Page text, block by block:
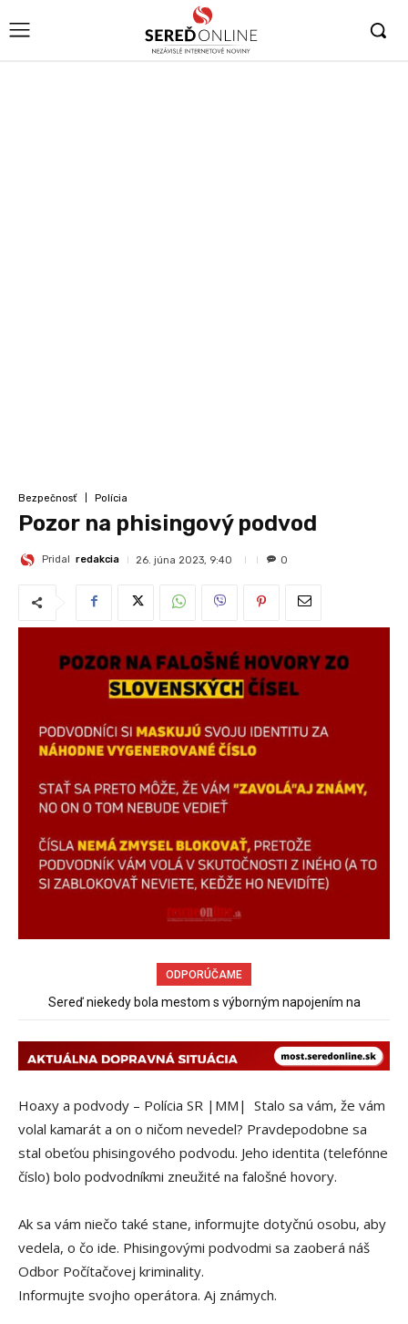
Bezpečnosť Polícia
Pozor na phisingový podvod
Pridal redakcia 26. júna 2023, 9:40 0
ODPORÚČAME
Sereď niekedy bola mestom s výborným napojením na
Pri venčení na Jesenského ulici mal usmrtiť psíka vlčiak, ktorý
Hoaxy a podvody – Polícia SR |MM| Stalo sa vám, že vám
volal kamarát a on o ničom nevedel? Pravdepodobne sa
stal obeťou phisingového podvodu. Jeho identita (telefónne
číslo) bolo podvodníkmi zneužité na falošné hovory.
Ak sa vám niečo také stane, informujte dotyčnú osobu, aby
vedela, o čo ide. Phisingovými podvodmi sa zaoberá náš
Odbor Počítačovej kriminality.
Informujte svojho operátora. Aj známych.